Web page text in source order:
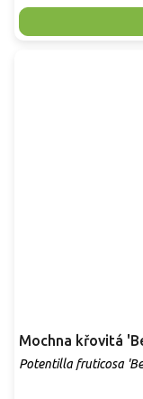
Mochna křovitá
Potentilla fruticosa